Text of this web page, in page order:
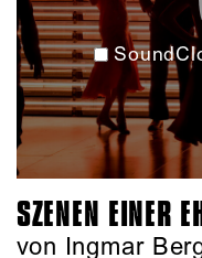
SZENEN EINER
von Ingmar